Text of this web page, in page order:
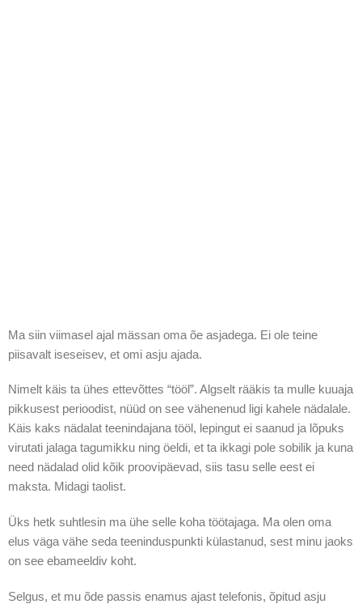
Ma siin viimasel ajal mässan oma õe asjadega. Ei ole teine
piisavalt iseseisev, et omi asju ajada.
Nimelt käis ta ühes ettevõttes “tööl”. Algselt rääkis ta mulle kuuaja
pikkusest perioodist, nüüd on see vähenenud ligi kahele nädalale.
Käis kaks nädalat teenindajana tööl, lepingut ei saanud ja lõpuks
virutati jalaga tagumikku ning öeldi, et ta ikkagi pole sobilik ja kuna
need nädalad olid kõik proovipäevad, siis tasu selle eest ei
maksta. Midagi taolist.
Üks hetk suhtlesin ma ühe selle koha töötajaga. Ma olen oma
elus väga vähe seda teeninduspunkti külastanud, sest minu jaoks
on see ebameeldiv koht.
Selgus, et mu õde passis enamus ajast telefonis, õpitud asju